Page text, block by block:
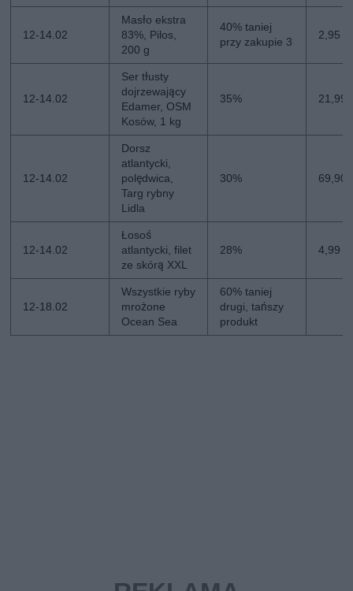
12-14.02
Masło ekstra
83%, Pilos,
200 g
40% taniej
przy zakupie 3
2,95
12-14.02
Ser tłusty
dojrzewający
Edamer, OSM
Kosów, 1 kg
35% 21,99
12-14.02
Dorsz
atlantycki,
polędwica,
Targ rybny
Lidla
30% 69,90
12-14.02
Łosoś
atlantycki, filet
ze skórą XXL
28% 4,99
12-18.02
Wszystkie ryby
mrożone
Ocean Sea
60% taniej
drugi, tańszy
produkt